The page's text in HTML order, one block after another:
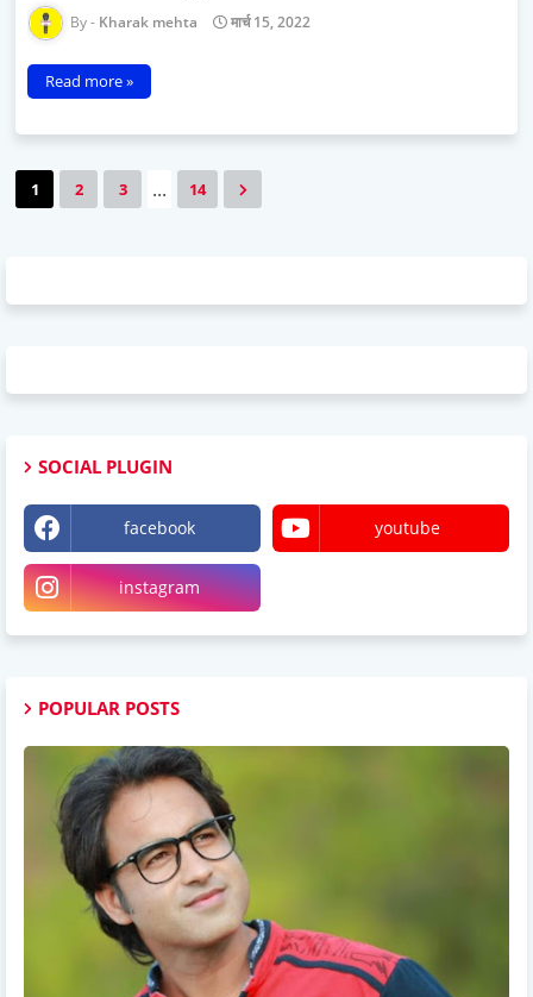
Kharak mehta मार्च 15, 2022
Read more »
1 2 3 ... 14
SOCIAL PLUGIN
facebook youtube
instagram
POPULAR POSTS